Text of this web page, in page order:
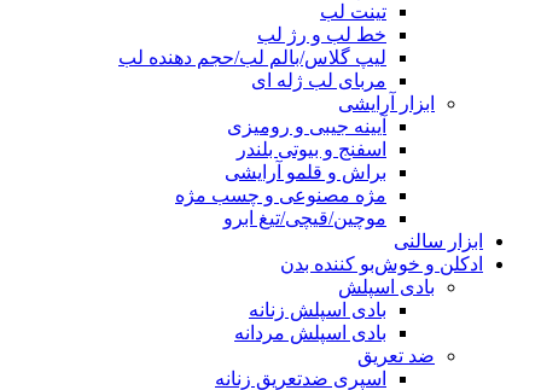
تینت لب
خط لب و رژ لب
لیپ گلاس/بالم لب/حجم دهنده لب
مربای لب ژله ای
ابزار آرایشی
آیینه جیبی و رومیزی
اسفنج و بیوتی بلندر
براش و قلمو آرایشی
مژه مصنوعی و چسب مژه
موچین/قیچی/تیغ ابرو
ابزار سالنی
ادکلن و خوش‌بو کننده بدن
بادی اسپلش
بادی اسپلش زنانه
بادی اسپلش مردانه
ضد تعریق
اسپری ضدتعریق زنانه